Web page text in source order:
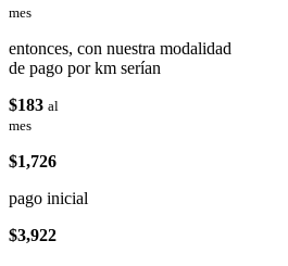
mes
entonces, con nuestra modalidad
de pago por km serían
$183 al
mes
$1,726
pago inicial
$3,922